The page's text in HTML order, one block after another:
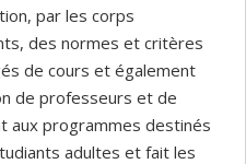
par les corps
des normes et critères
de cours et également
de professeurs et de
aux programmes destinés
adultes et fait les